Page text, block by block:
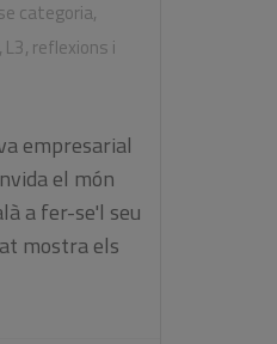
categoria,
, L3, reflexions i
empresarial
el món
a fer-se'l seu
mostra els